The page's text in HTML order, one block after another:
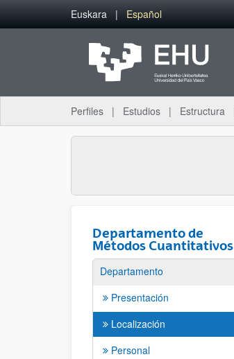
Saltar al contenido principal
Euskara Español
Perfiles Estudios Estructura
Departamento de
Métodos Cuantitativos
Departamento
Presentación
Localización
Personal